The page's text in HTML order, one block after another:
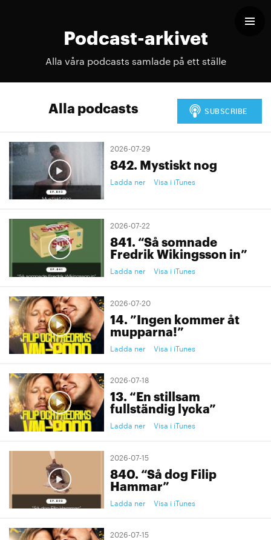
Podcast-arkivet
Alla våra podcasts samlade på ett ställe
Alla podcasts
2026-07-29
842. Mystiskt nog
Ladda ner Visa i iTunes
2026-07-22
841. “Så somnade
Fredrik Wikingsson in”
Ladda ner Visa i iTunes
2026-07-20
14. ”Ingen kommer åt
mupparna!”
Ladda ner Visa i iTunes
2026-07-18
13. “En stillsam
fullständig lycka”
Ladda ner Visa i iTunes
2026-07-15
840. “Så dog Filip
Hammar”
Ladda ner Visa i iTunes
2026-07-15